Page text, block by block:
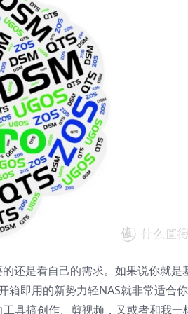
还是看自己的需求。如果说你就是
即用的新势力轻NAS就非常适合你
具搞创作、剪视频，又或者和我一